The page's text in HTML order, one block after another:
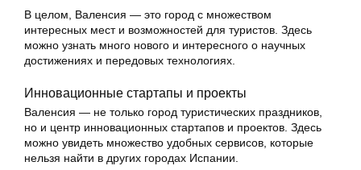
В целом, Валенсия — это город с множеством
интересных мест и возможностей для туристов. Здесь
можно узнать много нового и интересного о научных
достижениях и передовых технологиях.
Инновационные стартапы и проекты
Валенсия — не только город туристических праздников,
но и центр инновационных стартапов и проектов. Здесь
можно увидеть множество удобных сервисов, которые
нельзя найти в других городах Испании.